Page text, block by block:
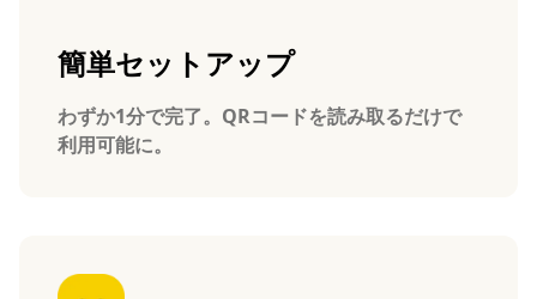
簡単セットアップ
わずか1分で完了。QRコードを読み取るだけで
利用可能に。